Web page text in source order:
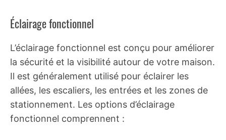
Éclairage fonctionnel
L’éclairage fonctionnel est conçu pour améliorer
la sécurité et la visibilité autour de votre maison.
Il est généralement utilisé pour éclairer les
allées, les escaliers, les entrées et les zones de
stationnement. Les options d’éclairage
fonctionnel comprennent :